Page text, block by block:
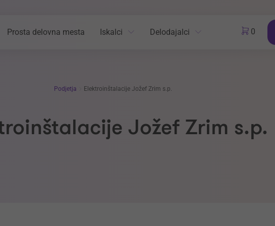
Prosta delovna mesta Iskalci Delodajalci 0
Podjetja Elektroinštalacije Jožef Zrim s.p.
Jožef Zrim s.p.